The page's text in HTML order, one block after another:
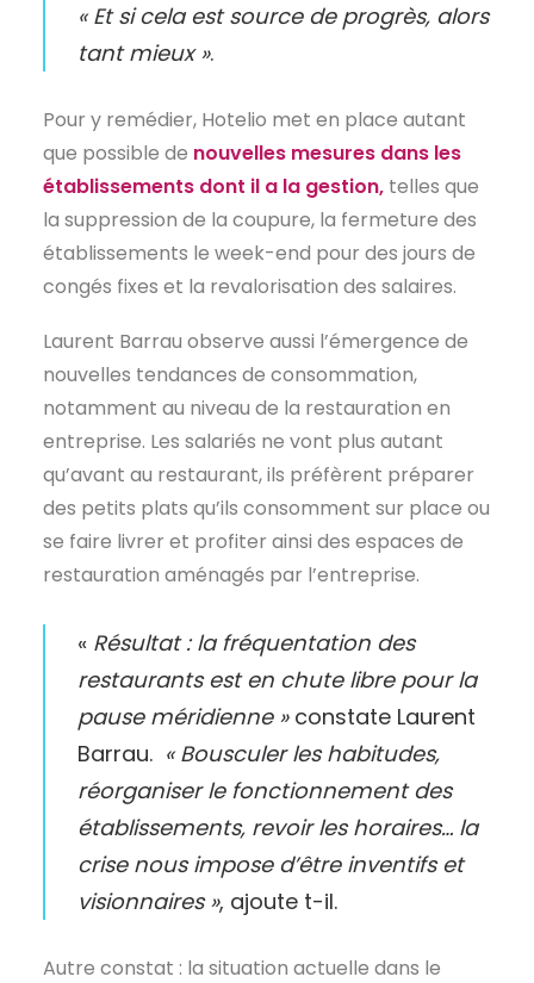
« Et si cela est source de progrès, alors
tant mieux ».
Pour y remédier, Hotelio met en place autant
que possible de nouvelles mesures dans les
établissements dont il a la gestion, telles que
la suppression de la coupure, la fermeture des
établissements le week-end pour des jours de
congés fixes et la revalorisation des salaires.
Laurent Barrau observe aussi l’émergence de
nouvelles tendances de consommation,
notamment au niveau de la restauration en
entreprise. Les salariés ne vont plus autant
qu’avant au restaurant, ils préfèrent préparer
des petits plats qu’ils consomment sur place ou
se faire livrer et profiter ainsi des espaces de
restauration aménagés par l’entreprise.
« Résultat : la fréquentation des
restaurants est en chute libre pour la
pause méridienne »constate Laurent
Barrau. « Bousculer les habitudes,
réorganiser le fonctionnement des
établissements, revoir les horaires… la
crise nous impose d’être inventifs et
visionnaires », ajoute t-il.
Autre constat : la situation actuelle dans le